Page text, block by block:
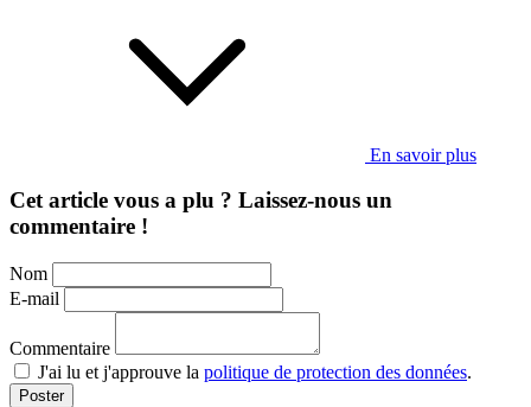
En savoir plus
Cet article vous a plu ? Laissez-nous un
commentaire !
Nom
E-mail
Commentaire
J'ai lu et j'approuve la politique de protection des données.